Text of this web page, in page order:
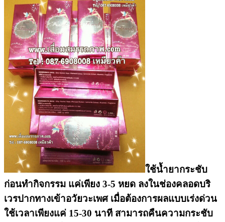
ใช้น้ำยากระชับ
ก่อนทำกิจกรรม แค่เพียง 3-5 หยด ลงในช่องคลอดบริ
เวรปากทางเข้าอวัยวะเพศ เมื่อต้องการผลแบบเร่งด่วน
ใช้เวลาเพียงแค่ 15-30 นาที สามารถคืนความกระชับ